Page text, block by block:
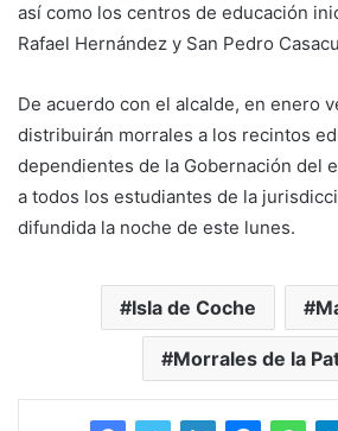
así como los centros de educación
Rafael Hernández y San Pedro
De acuerdo con el alcalde, en enero
distribuirán morrales a los recintos
dependientes de la Gobernación del
a todos los estudiantes de la
difundida la noche de este lunes.
Isla de Coche
Morrales de la